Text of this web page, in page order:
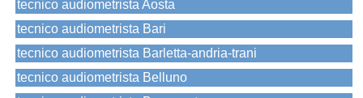
tecnico audiometrista Aosta
tecnico audiometrista Bari
tecnico audiometrista Barletta-andria-trani
tecnico audiometrista Belluno